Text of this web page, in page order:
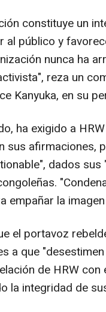
constituye un
al público y
nunca ha
reza un
Kanyuka, en su
ha exigido a
sus afirmaciones,
dados
empañar la
el portavoz
a que
de HRW
la integridad de